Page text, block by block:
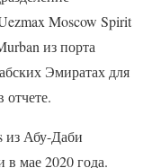
Moscow Spirit
из порта
Эмиратах для
отчете.
из Абу-Даби
в мае 2020 года.